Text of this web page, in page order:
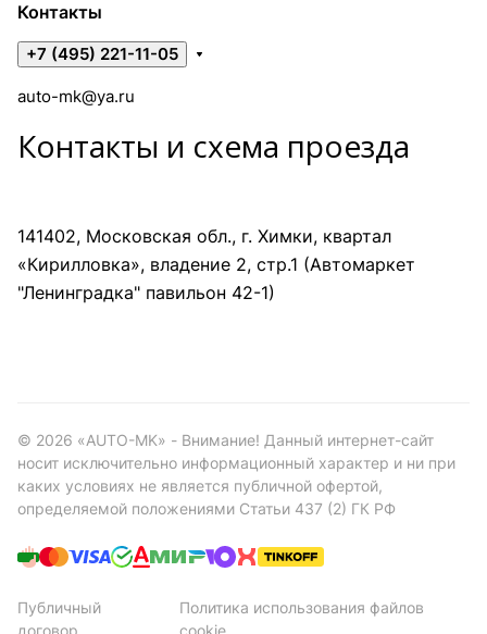
Контакты
+7 (495) 221-11-05
auto-mk@ya.ru
Контакты и схема проезда
141402, Московская обл., г. Химки, квартал
«Кирилловка», владение 2, стр.1 (Автомаркет
"Ленинградка" павильон 42-1)
© 2026 «AUTO-MK» - Внимание! Данный интернет-сайт
носит исключительно информационный характер и ни при
каких условиях не является публичной офертой,
определяемой положениями Статьи 437 (2) ГК РФ
Публичный
договор
Политика использования файлов
cookie